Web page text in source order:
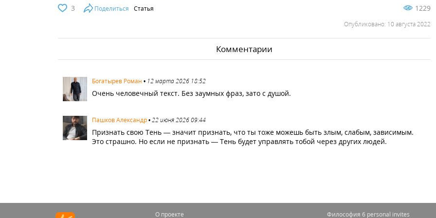
3
Поделиться Статья 1229
Опубликовано: 10 августа 2022
Комментарии
2191 Богатырев Роман • 12 марта 2026 18:52
Очень человечный текст. Без заумных фраз, зато с душой.
3225 Пашков Александр•22 июня 2026 09:44
Признать свою Тень — значит признать, что ты тоже можешь быть злым, слабым, зависимым.
Это страшно. Но если не признать — Тень будет управлять тобой через других людей.
О проекте Философия 6 personal invites